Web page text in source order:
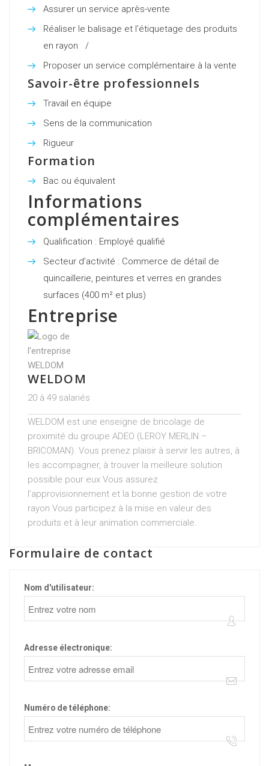
est
indispensable
Assurer un service après-vente
Réaliser le balisage et l’étiquetage des produits
en rayon /
indispensable
Proposer un service complémentaire à la vente
Savoir-être professionnels
Travail en équipe
Sens de la communication
Rigueur
Formation
Bac ou équivalent
Informations
complémentaires
Qualification : Employé qualifié
Secteur d’activité : Commerce de détail de
quincaillerie, peintures et verres en grandes
surfaces (400 m² et plus)
Entreprise
WELDOM
20 à 49 salariés
WELDOM est une enseigne de bricolage de
proximité du groupe ADEO (LEROY MERLIN –
BRICOMAN). Vous prenez plaisir à servir les autres, à
les accompagner, à trouver la meilleure solution
possible pour eux Vous assurez
l’approvisionnement et la bonne gestion de votre
rayon Vous participez à la mise en valeur des
produits et à leur animation commerciale.
Formulaire de contact
Nom d'utilisateur:
Adresse électronique:
Numéro de téléphone: